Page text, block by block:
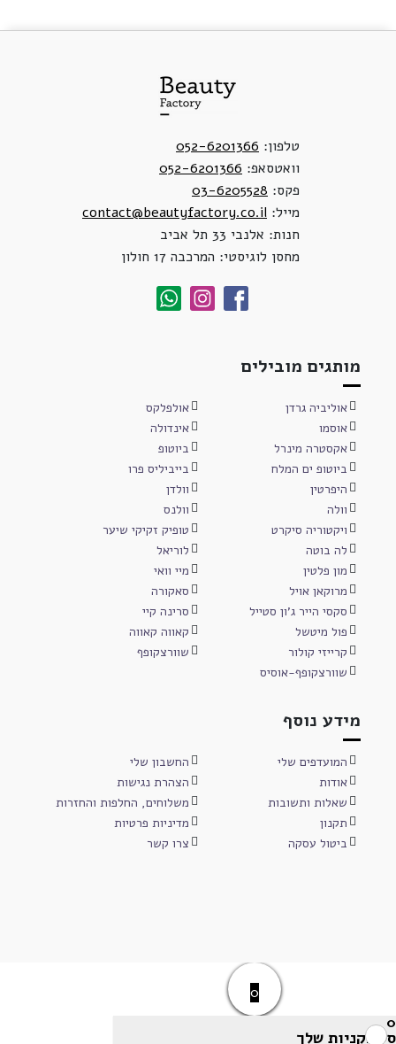
טלפון: 052-6201366
וואטסאפ: 052-6201366
פקס: 03-6205528
מייל: contact@beautyfactory.co.il
חנות: אלנבי 33 תל אביב
מחסן לוגיסטי: המרכבה 17 חולון
מותגים מובילים
אוליביה גרדן
אולפלקס
אוסמו
אינדולה
אקסטרה מינרל
ביוטופ
ביוטופ ים המלח
בייביליס פרו
היפרטין
וולדן
וולה
וולנס
ויקטוריה סיקרט
טופיק זקיקי שיער
לה בוטה
לוריאל
מון פלטין
מיי וואי
מרוקאן אויל
סאקורה
סקסי הייר ג'ון סטייל
סרינה קיי
פול מיטשל
קאווה קאווה
קרייזי קולור
שוורצקופף
שוורצקופף-אוסיס
מידע נוסף
המועדפים שלי
החשבון שלי
אודות
הצהרת נגישות
שאלות ותשובות
משלוחים, החלפות והחזרות
תקנון
מדיניות פרטיות
ביטול עסקה
צרו קשר
0
0
סל הקניות שלך